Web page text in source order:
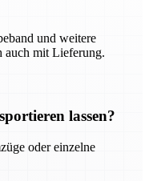
und weitere
auch mit Lieferung.
lassen?
oder einzelne